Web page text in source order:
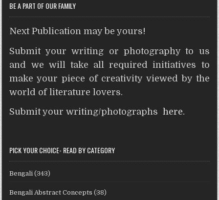
BE A PART OF OUR FAMILY
Next Publication may be yours!
Submit your writing or photography to us
and we will take all required initiatives to
make your piece of creativity viewed by the
world of literature lovers.
Submit your writing/photographshere.
PICK YOUR CHOICE- READ BY CATEGORY
Bengali (343)
Bengali Abstract Concepts (38)